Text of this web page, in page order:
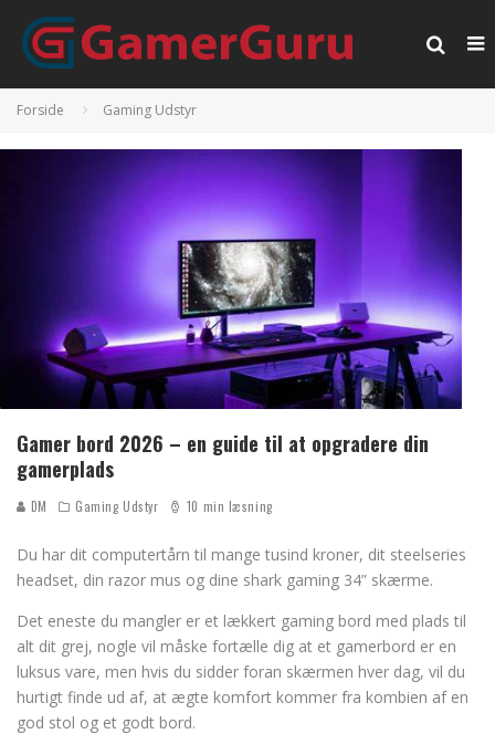
Forside Gaming Udstyr
Gamer bord 2026 – en guide til at opgradere din
gamerplads
DM Gaming Udstyr 10 min læsning
Du har dit computertårn til mange tusind kroner, dit steelseries
headset, din razor mus og dine shark gaming 34” skærme.
Det eneste du mangler er et lækkert gaming bord med plads til
alt dit grej, nogle vil måske fortælle dig at et gamerbord er en
luksus vare, men hvis du sidder foran skærmen hver dag, vil du
hurtigt finde ud af, at ægte komfort kommer fra kombien af en
god stol og et godt bord.